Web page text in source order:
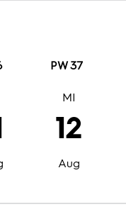
PW 37
12
Aug
MI